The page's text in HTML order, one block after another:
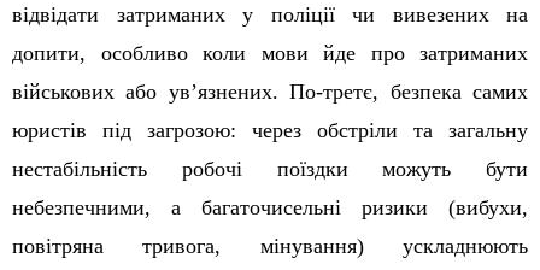
відвідати затриманих у поліції чи вивезених на
допити, особливо коли мови йде про затриманих
військових або ув’язнених. По-третє, безпека самих
юристів під загрозою: через обстріли та загальну
нестабільність робочі поїздки можуть бути
небезпечними, а багаточисельні ризики (вибухи,
повітряна тривога, мінування) ускладнюють